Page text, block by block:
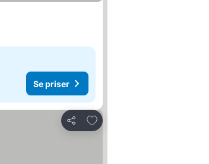
Se priser
Dela
Lägg till i Mina Favoriter